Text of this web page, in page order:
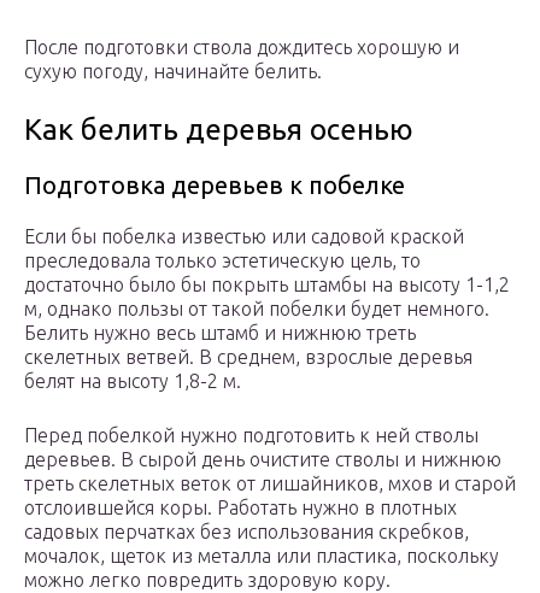
После подготовки ствола дождитесь хорошую и
сухую погоду, начинайте белить.
Как белить деревья осенью
Подготовка деревьев к побелке
Если бы побелка известью или садовой краской
преследовала только эстетическую цель, то
достаточно было бы покрыть штамбы на высоту 1-1,2
м, однако пользы от такой побелки будет немного.
Белить нужно весь штамб и нижнюю треть
скелетных ветвей. В среднем, взрослые деревья
белят на высоту 1,8-2 м.
Перед побелкой нужно подготовить к ней стволы
деревьев. В сырой день очистите стволы и нижнюю
треть скелетных веток от лишайников, мхов и старой
отслоившейся коры. Работать нужно в плотных
садовых перчатках без использования скребков,
мочалок, щеток из металла или пластика, поскольку
можно легко повредить здоровую кору.